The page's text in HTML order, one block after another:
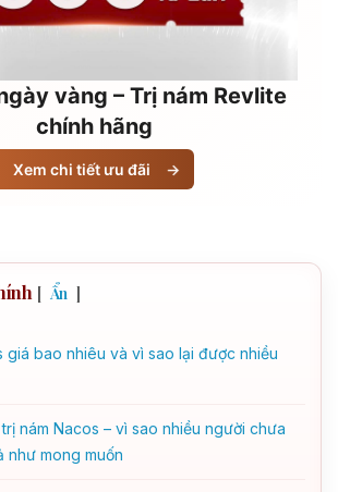
vàng – Trị nám Revlite
chính hãng
Xem chi tiết ưu đãi →
[ Ẩn ]
giá bao nhiêu và vì sao lại được nhiều
nám Nacos – vì sao nhiều người chưa
như mong muốn